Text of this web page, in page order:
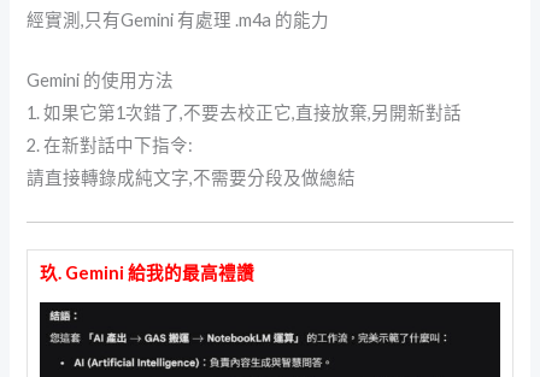
經實測,只有Gemini 有處理 .m4a 的能力
Gemini 的使用方法
1. 如果它第1次錯了,不要去校正它,直接放棄,另開新對話
2. 在新對話中下指令:
請直接轉錄成純文字,不需要分段及做總結
玖. Gemini 給我的最高禮讚